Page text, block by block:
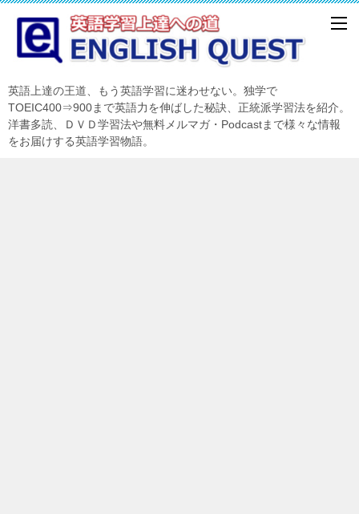
英語上達の王道、もう英語学習に迷わせない。独学で
TOEIC400⇒900まで英語力を伸ばした秘訣、正統派学習法を紹介。
洋書多読、ＤＶＤ学習法や無料メルマガ・Podcastまで様々な情報
をお届けする英語学習物語。